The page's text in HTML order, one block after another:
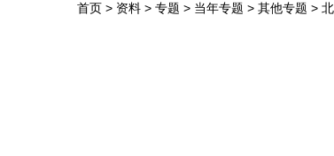
首页 > 资料 > 专题 > 当年专题 > 其他专题 >